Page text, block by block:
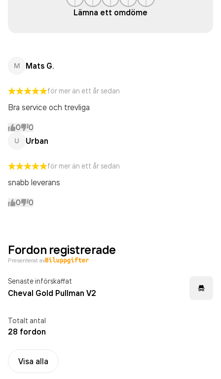
Lämna ett omdöme
M Mats G.
för mer än ett år sedan
Bra service och trevliga
0 0
U Urban
för mer än ett år sedan
snabb leverans
0 0
Fordon registrerade
Presenterat av
Senaste införskaffat
Cheval Gold Pullman V2
Totalt antal
28 fordon
Visa alla